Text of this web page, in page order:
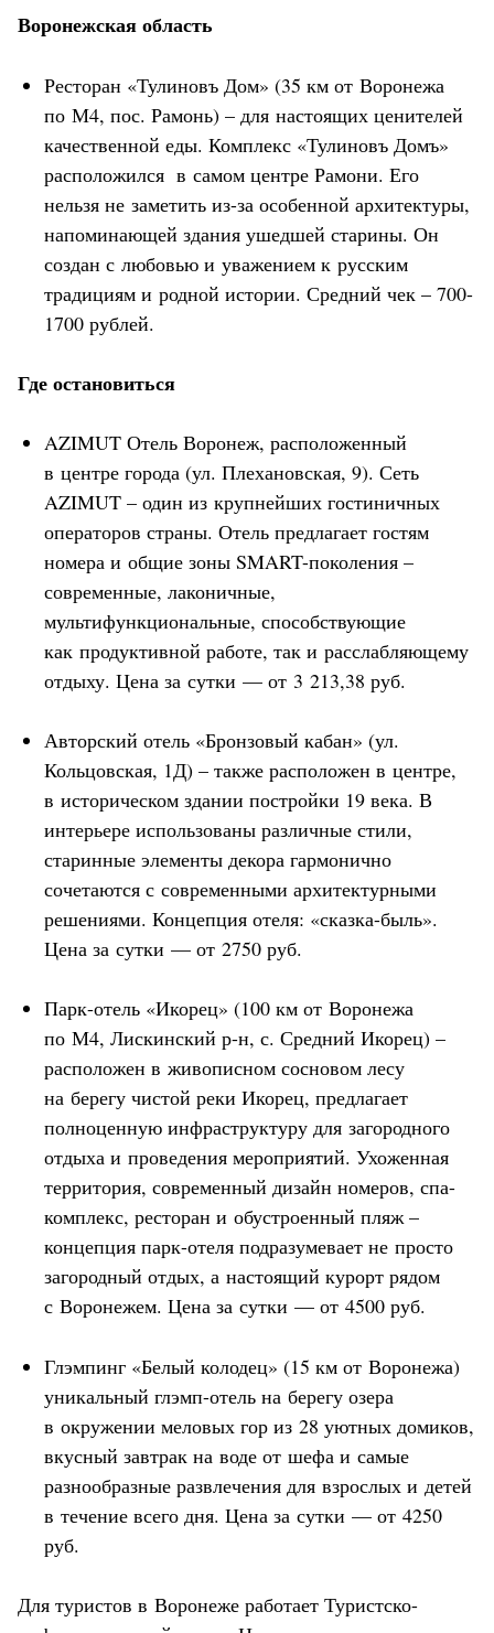
Воронежская область
Ресторан «Тулиновъ Дом» (35 км от Воронежа
по М4, пос. Рамонь) – для настоящих ценителей
качественной еды. Комплекс «Тулиновъ Домъ»
расположился в самом центре Рамони. Его
нельзя не заметить из-за особенной архитектуры,
напоминающей здания ушедшей старины. Он
создан с любовью и уважением к русским
традициям и родной истории. Средний чек – 700-
1700 рублей.
Где остановиться
AZIMUT Отель Воронеж, расположенный
в центре города (ул. Плехановская, 9). Сеть
AZIMUT – один из крупнейших гостиничных
операторов страны. Отель предлагает гостям
номера и общие зоны SMART-поколения –
современные, лаконичные,
мультифункциональные, способствующие
как продуктивной работе, так и расслабляющему
отдыху. Цена за сутки — от 3 213,38 руб.
Авторский отель «Бронзовый кабан» (ул.
Кольцовская, 1Д) – также расположен в центре,
в историческом здании постройки 19 века. В
интерьере использованы различные стили,
старинные элементы декора гармонично
сочетаются с современными архитектурными
решениями. Концепция отеля: «сказка-быль».
Цена за сутки — от 2750 руб.
Парк-отель «Икорец» (100 км от Воронежа
по М4, Лискинский р-н, с. Средний Икорец) –
расположен в живописном сосновом лесу
на берегу чистой реки Икорец, предлагает
полноценную инфраструктуру для загородного
отдыха и проведения мероприятий. Ухоженная
территория, современный дизайн номеров, спа-
комплекс, ресторан и обустроенный пляж –
концепция парк-отеля подразумевает не просто
загородный отдых, а настоящий курорт рядом
с Воронежем. Цена за сутки — от 4500 руб.
Глэмпинг «Белый колодец» (15 км от Воронежа)
уникальный глэмп-отель на берегу озера
в окружении меловых гор из 28 уютных домиков,
вкусный завтрак на воде от шефа и самые
разнообразные развлечения для взрослых и детей
в течение всего дня. Цена за сутки — от 4250
руб.
Для туристов в Воронеже работает Туристско-